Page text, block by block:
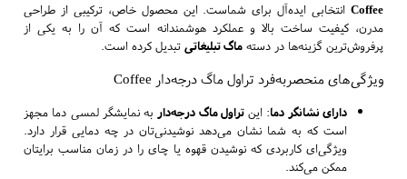
Coffeeانتخابی ایده‌آل برای شماست. این محصول خاص، ترکیبی از طراحی
مدرن، کیفیت ساخت بالا و عملکرد هوشمندانه است که آن را به یکی از
پرفروش‌ترین گزینه‌ها در دسته ماگ تبلیغاتیتبدیل کرده است.
ویژگی‌های منحصربه‌فرد تراول ماگ درجه‌دار Coffee
دارای نشانگر دما: اینتراول ماگ درجه‌دار به نمایشگر لمسی دما مجهز
است که به شما نشان می‌دهد نوشیدنی‌تان در چه دمایی قرار دارد.
ویژگی‌ای کاربردی که نوشیدن قهوه یا چای را در زمان مناسب برایتان
ممکن می‌کند.